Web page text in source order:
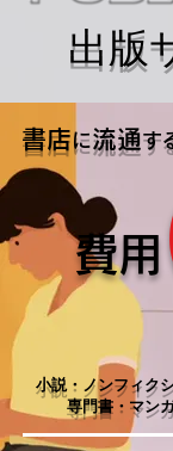
出版
書店に流通す
費
小説・ノンフィク
専門書・マン